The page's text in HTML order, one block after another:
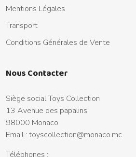
Mentions Légales
Transport
Conditions Générales de Vente
Nous Contacter
Siège social Toys Collection
13 Avenue des papalins
98000 Monaco
Email : toyscollection@monaco.mc
Téléphones :